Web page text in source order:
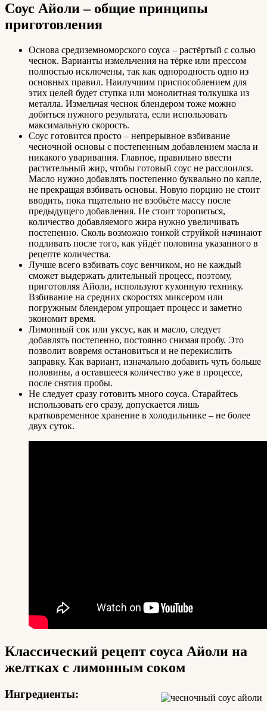
Соус Айоли – общие принципы
приготовления
Основа средиземноморского соуса – растёртый с солью
чеснок. Варианты измельчения на тёрке или прессом
полностью исключены, так как однородность одно из
основных правил. Наилучшим приспособлением для
этих целей будет ступка или монолитная толкушка из
металла. Измельчая чеснок блендером тоже можно
добиться нужного результата, если использовать
максимальную скорость.
Соус готовится просто – непрерывное взбивание
чесночной основы с постепенным добавлением масла и
никакого уваривания. Главное, правильно ввести
растительный жир, чтобы готовый соус не расслоился.
Масло нужно добавлять постепенно буквально по капле,
не прекращая взбивать основы. Новую порцию не стоит
вводить, пока тщательно не взобьёте массу после
предыдущего добавления. Не стоит торопиться,
количество добавляемого жира нужно увеличивать
постепенно. Сколь возможно тонкой струйкой начинают
подливать после того, как уйдёт половина указанного в
рецепте количества.
Лучше всего взбивать соус венчиком, но не каждый
сможет выдержать длительный процесс, поэтому,
приготовляя Айоли, используют кухонную технику.
Взбивание на средних скоростях миксером или
погружным блендером упрощает процесс и заметно
экономит время.
Лимонный сок или уксус, как и масло, следует
добавлять постепенно, постоянно снимая пробу. Это
позволит вовремя остановиться и не перекислить
заправку. Как вариант, изначально добавить чуть больше
половины, а оставшееся количество уже в процессе,
после снятия пробы.
Не следует сразу готовить много соуса. Старайтесь
использовать его сразу, допускается лишь
кратковременное хранение в холодильнике – не более
двух суток.
Классический рецепт соуса Айоли на
желтках с лимонным соком
Ингредиенты: